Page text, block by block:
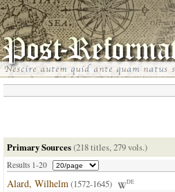
Primary Sources(218 titles, 279 vols.)
Results 1-20
Alard, Wilhelm(1572-1645) DE